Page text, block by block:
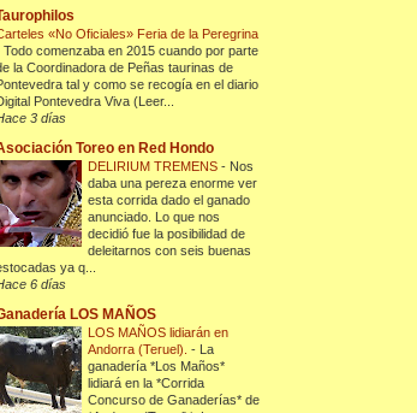
«No Oficiales» Feria de la Peregrina
Todo comenzaba en 2015 cuando por parte
la Coordinadora de Peñas taurinas de
tal y como se recogía en el diario
Pontevedra Viva (Leer...
3 días
Toreo en Red Hondo
DELIRIUM TREMENS- Nos
daba una pereza enorme ver
esta corrida dado el ganado
anunciado. Lo que nos
decidió fue la posibilidad de
deleitarnos con seis buenas
ya q...
6 días
LOS MAÑOS
LOS MAÑOS lidiarán en
Andorra (Teruel).- La
ganadería *Los Maños*
lidiará en la *Corrida
Concurso de Ganaderías* de